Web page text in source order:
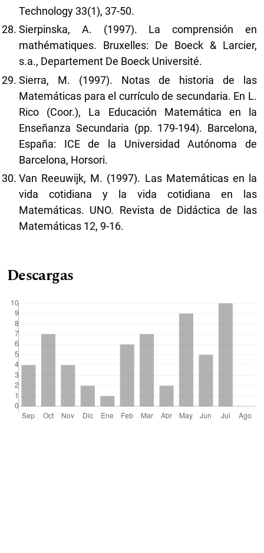
Technology 33(1), 37-50.
Sierpinska, A. (1997). La comprensión en
mathématiques. Bruxelles: De Boeck & Larcier,
s.a., Departement De Boeck Université.
Sierra, M. (1997). Notas de historia de las
Matemáticas para el currículo de secundaria. En L.
Rico (Coor.), La Educación Matemática en la
Enseñanza Secundaria (pp. 179-194). Barcelona,
España: ICE de la Universidad Autónoma de
Barcelona, Horsori.
Van Reeuwijk, M. (1997). Las Matemáticas en la
vida cotidiana y la vida cotidiana en las
Matemáticas. UNO. Revista de Didáctica de las
Matemáticas 12, 9-16.
Descargas